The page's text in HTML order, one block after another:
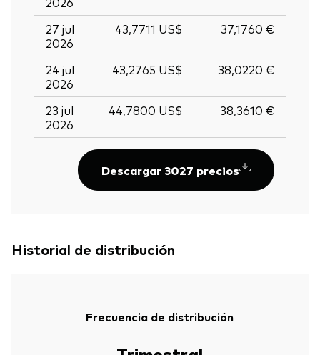
27 jul
2026
43,7711 US$ 37,1760 €
24 jul
2026
43,2765 US$ 38,0220 €
23 jul
2026
44,7800 US$ 38,3610 €
Descargar 3027 precios
Historial de distribución
Frecuencia de distribución